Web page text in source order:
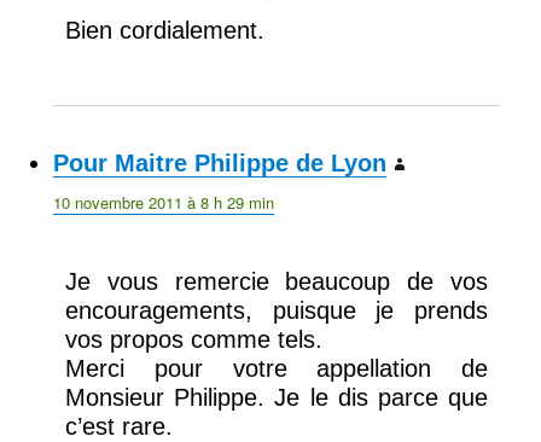
Bien cordialement.
Pour Maitre Philippe de Lyon
10 novembre 2011 à 8 h 29 min
Je vous remercie beaucoup de vos
encouragements, puisque je prends
vos propos comme tels.
Merci pour votre appellation de
Monsieur Philippe. Je le dis parce que
c’est rare.